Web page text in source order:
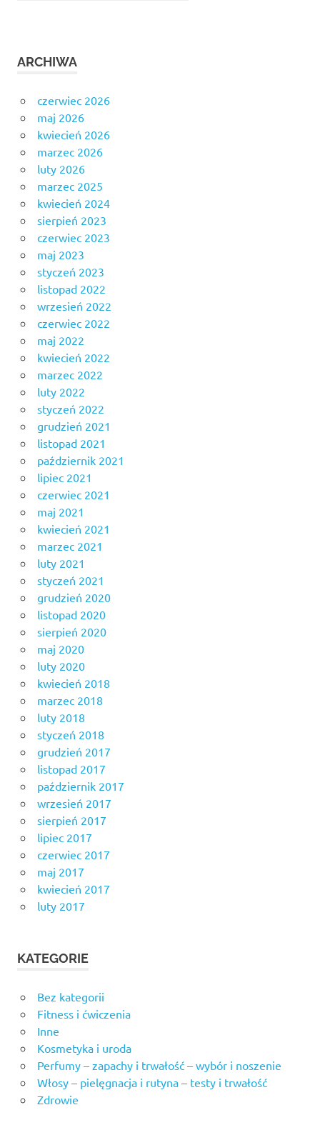
ARCHIWA
czerwiec 2026
maj 2026
kwiecień 2026
marzec 2026
luty 2026
marzec 2025
kwiecień 2024
sierpień 2023
czerwiec 2023
maj 2023
styczeń 2023
listopad 2022
wrzesień 2022
czerwiec 2022
maj 2022
kwiecień 2022
marzec 2022
luty 2022
styczeń 2022
grudzień 2021
listopad 2021
październik 2021
lipiec 2021
czerwiec 2021
maj 2021
kwiecień 2021
marzec 2021
luty 2021
styczeń 2021
grudzień 2020
listopad 2020
sierpień 2020
maj 2020
luty 2020
kwiecień 2018
marzec 2018
luty 2018
styczeń 2018
grudzień 2017
listopad 2017
październik 2017
wrzesień 2017
sierpień 2017
lipiec 2017
czerwiec 2017
maj 2017
kwiecień 2017
luty 2017
KATEGORIE
Bez kategorii
Fitness i ćwiczenia
Inne
Kosmetyka i uroda
Perfumy – zapachy i trwałość – wybór i noszenie
Włosy – pielęgnacja i rutyna – testy i trwałość
Zdrowie